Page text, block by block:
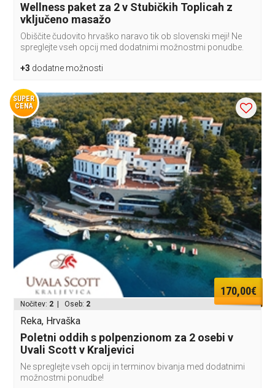
Wellness paket za 2 v Stubičkih Toplicah z
vključeno masažo
Obiščite čudovito hrvaško naravo tik ob slovenski meji! Ne
spreglejte vseh opcij med dodatnimi možnostmi ponudbe.
+3 dodatne možnosti
SUPER
CENA
170,00€
Nočitev: 2 | Oseb: 2
Reka, Hrvaška
Poletni oddih s polpenzionom za 2 osebi v
Uvali Scott v Kraljevici
Ne spreglejte vseh opcij in terminov bivanja med dodatnimi
možnostmi ponudbe!